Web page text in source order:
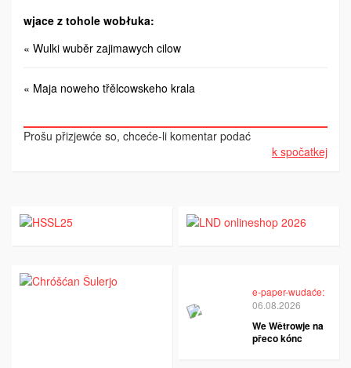
wjace z tohole wobłuka:
« Wulki wuběr zajimawych cilow
« Maja noweho třělcowskeho krala
Prošu přizjewće so, chceće-li komentar podać
k spočatkej
e-paper-wudaće:
06.08.2026
We Wětrowje na
přeco kónc